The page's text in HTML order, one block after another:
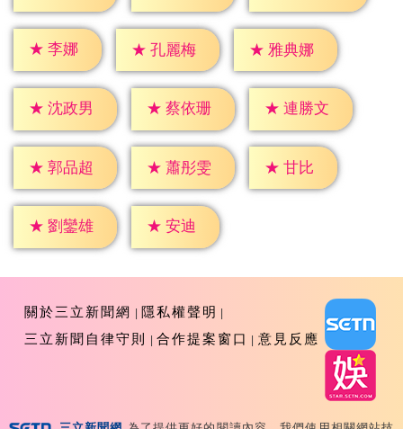
★ 李娜 ★ 孔麗梅 ★ 雅典娜
★ 沈政男 ★ 蔡依珊 ★ 連勝文
★ 郭品超 ★ 蕭彤雯 ★ 甘比
★ 劉鑾雄 ★ 安迪
關於三立新聞網
隱私權聲明
三立新聞自律守則
合作提案窗口 意見反應